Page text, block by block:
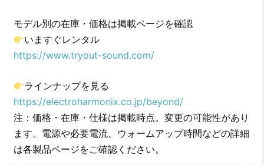
モデル別の在庫・価格は掲載ページを確認
いますぐレンタル
https://www.tryout-sound.com/
ラインナップを見る
https://electroharmonix.co.jp/beyond/
注：価格・在庫・仕様は掲載時点。変更の可能性があり
ます。電源や必要電流、ウォームアップ時間などの詳細
は各製品ページをご確認ください。